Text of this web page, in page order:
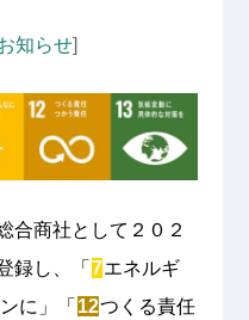
知らせ]
合商社として２０２
録し、「 7エネルギ
に」「 12つくる責任